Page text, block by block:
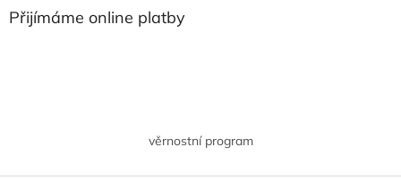
Přijímáme online platby
věrnostní program